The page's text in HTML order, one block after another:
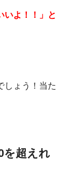
いよ！！」と
しょう！当た
を超えれ